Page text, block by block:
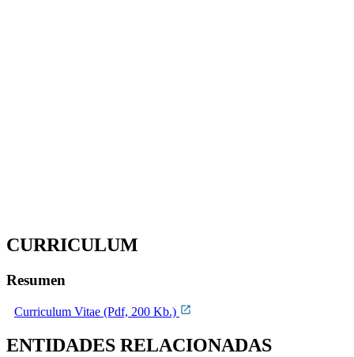
CURRICULUM
Resumen
Curriculum Vitae (Pdf, 200 Kb.)
ENTIDADES RELACIONADAS